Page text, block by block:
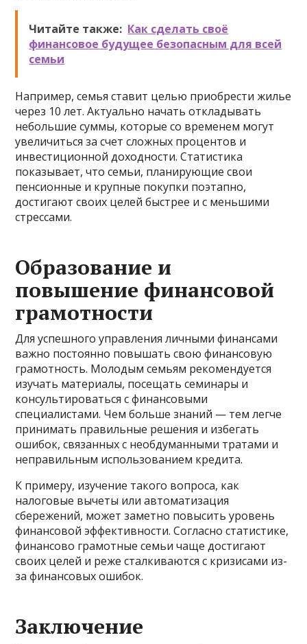
Читайте также: Как сделать своё
финансовое будущее безопасным для всей
семьи
Например, семья ставит целью приобрести жилье
через 10 лет. Актуально начать откладывать
небольшие суммы, которые со временем могут
увеличиться за счет сложных процентов и
инвестиционной доходности. Статистика
показывает, что семьи, планирующие свои
пенсионные и крупные покупки поэтапно,
достигают своих целей быстрее и с меньшими
стрессами.
Образование и
повышение финансовой
грамотности
Для успешного управления личными финансами
важно постоянно повышать свою финансовую
грамотность. Молодым семьям рекомендуется
изучать материалы, посещать семинары и
консультироваться с финансовыми
специалистами. Чем больше знаний — тем легче
принимать правильные решения и избегать
ошибок, связанных с необдуманными тратами и
неправильным использованием кредита.
К примеру, изучение такого вопроса, как
налоговые вычеты или автоматизация
сбережений, может заметно повысить уровень
финансовой эффективности. Согласно статистике,
финансово грамотные семьи чаще достигают
своих целей и реже сталкиваются с кризисами из-
за финансовых ошибок.
Заключение